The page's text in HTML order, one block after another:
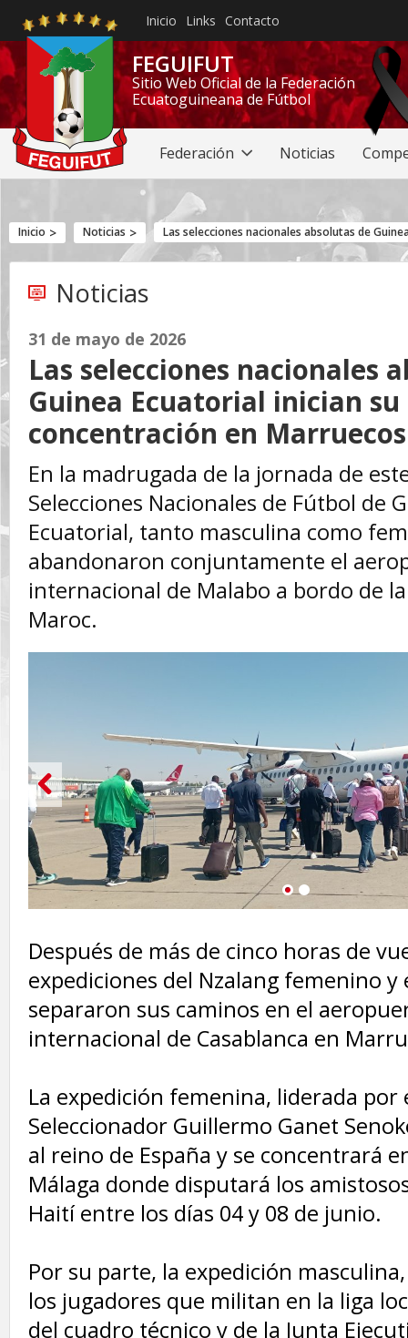
Inicio Links Contacto
FEGUIFUT
Sitio Web Oficial de la Federación
Ecuatoguineana de Fútbol
Federación Noticias
Inicio Noticias
Noticias
31 de mayo de 2026
Las selecciones nacionales
Guinea Ecuatorial inician su
concentración en
‎En la madrugada de la jornada de
Selecciones Nacionales de Fútbol de
Ecuatorial, tanto masculina como
abandonaron conjuntamente el
internacional de Malabo a bordo de
Maroc.
12
‎Después de más de cinco horas de
expediciones del Nzalang femenino y
separaron sus caminos en el
internacional de Casablanca en
‎La expedición femenina, liderada por
Seleccionador Guillermo Ganet
al reino de España y se concentrará
Málaga donde disputará los
Haití entre los días 04 y 08 de junio.
‎Por su parte, la expedición
los jugadores que militan en la liga
del cuadro técnico y de la Junta